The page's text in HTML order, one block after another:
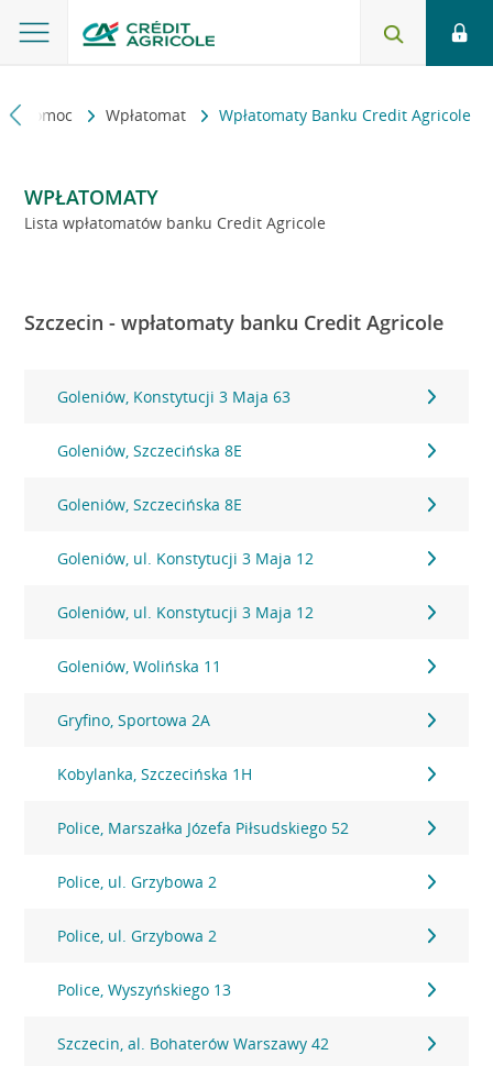
i pomoc Wpłatomat Wpłatomaty Banku Credit Agricole
WPŁATOMATY
Lista wpłatomatów banku Credit Agricole
Szczecin - wpłatomaty banku Credit Agricole
Goleniów, Konstytucji 3 Maja 63
Goleniów, Szczecińska 8E
Goleniów, Szczecińska 8E
Goleniów, ul. Konstytucji 3 Maja 12
Goleniów, ul. Konstytucji 3 Maja 12
Goleniów, Wolińska 11
Gryfino, Sportowa 2A
Kobylanka, Szczecińska 1H
Police, Marszałka Józefa Piłsudskiego 52
Police, ul. Grzybowa 2
Police, ul. Grzybowa 2
Police, Wyszyńskiego 13
Szczecin, al. Bohaterów Warszawy 42